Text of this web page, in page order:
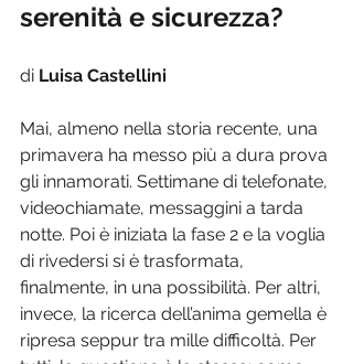
serenità e sicurezza?
di Luisa Castellini
Mai, almeno nella storia recente, una
primavera ha messo più a dura prova
gli innamorati. Settimane di telefonate,
videochiamate, messaggini a tarda
notte. Poi è iniziata la fase 2 e la voglia
di rivedersi si è trasformata,
finalmente, in una possibilità. Per altri,
invece, la ricerca dell’anima gemella è
ripresa seppur tra mille difficoltà. Per